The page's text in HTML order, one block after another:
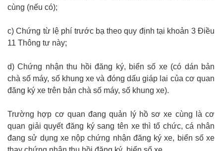
cùng (nếu có);
c) Chứng từ lệ phí trước bạ theo quy định tại khoản 3 Điều
11 Thông tư này;
d) Chứng nhận thu hồi đăng ký, biển số xe (có dán bản
chà số máy, số khung xe và đóng dấu giáp lai của cơ quan
đăng ký xe trên bản chà số máy, số khung xe).
Trường hợp cơ quan đang quản lý hồ sơ xe cùng là cơ
quan giải quyết đăng ký sang tên xe thì tổ chức, cá nhân
đang sử dụng xe nộp chứng nhận đăng ký xe, biển số xe